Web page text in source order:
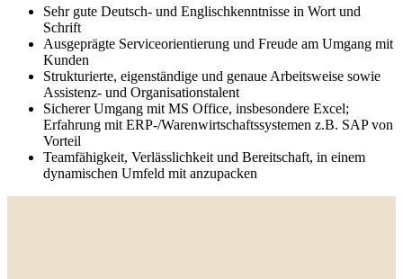
Sehr gute Deutsch- und Englischkenntnisse in Wort und
Schrift
Ausgeprägte Serviceorientierung und Freude am Umgang mit
Kunden
Strukturierte, eigenständige und genaue Arbeitsweise sowie
Assistenz- und Organisationstalent
Sicherer Umgang mit MS Office, insbesondere Excel;
Erfahrung mit ERP-/Warenwirtschaftssystemen z.B. SAP von
Vorteil
Teamfähigkeit, Verlässlichkeit und Bereitschaft, in einem
dynamischen Umfeld mit anzupacken